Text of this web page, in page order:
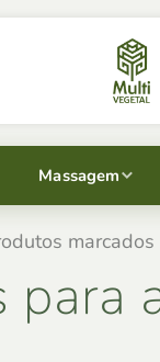
Massagem
marcados
para